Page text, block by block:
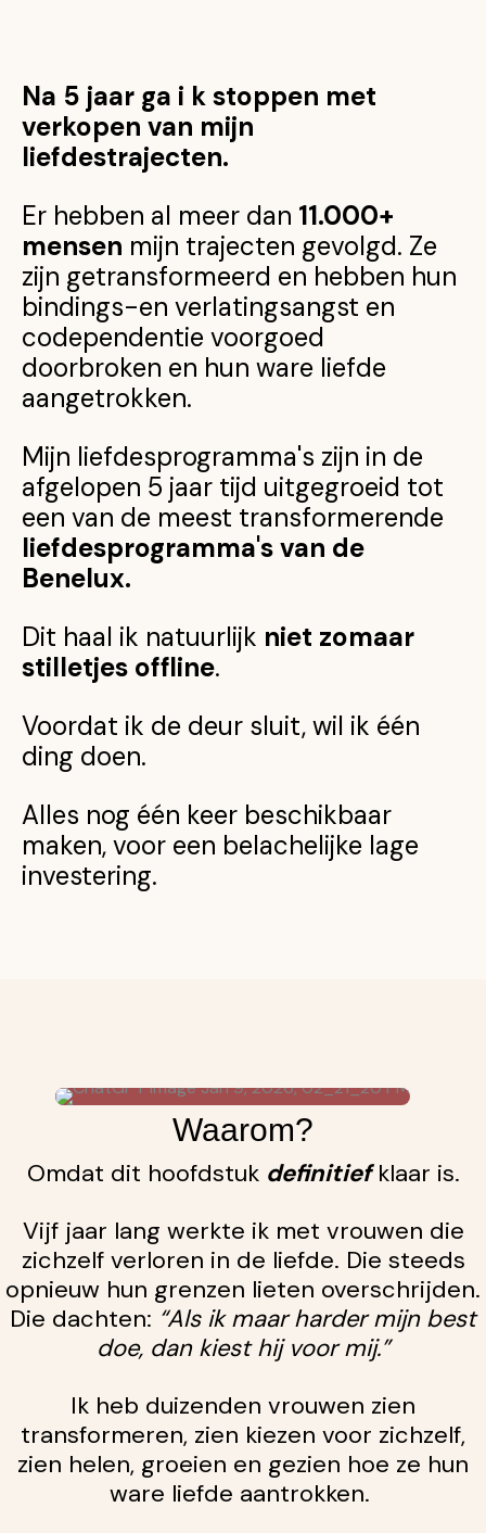
Na 5 jaar ga i k stoppen met
verkopen van mijn
liefdestrajecten.
Er hebben al meer dan 11.000+
mensen mijn trajecten gevolgd. Ze
zijn getransformeerd en hebben hun
bindings-en verlatingsangst en
codependentie voorgoed
doorbroken en hun ware liefde
aangetrokken.
Mijn liefdesprogramma's zijn in de
afgelopen 5 jaar tijd uitgegroeid tot
een van de meest transformerende
liefdesprogramma's van de
Benelux.
Dit haal ik natuurlijk niet zomaar
stilletjes offline.
Voordat ik de deur sluit, wil ik één
ding doen.
Alles nog één keer beschikbaar
maken, voor een belachelijke lage
investering.
Waarom?
Omdat dit hoofdstuk definitiefklaar is.
Vijf jaar lang werkte ik met vrouwen die
zichzelf verloren in de liefde. Die steeds
opnieuw hun grenzen lieten overschrijden.
Die dachten: “Als ik maar harder mijn best
doe, dan kiest hij voor mij.”
Ik heb duizenden vrouwen zien
transformeren, zien kiezen voor zichzelf,
zien helen, groeien en gezien hoe ze hun
ware liefde aantrokken.